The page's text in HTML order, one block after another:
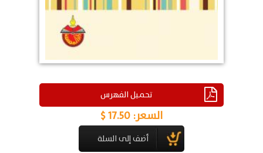
تحميل الفهرس
السعر: 17.50 $